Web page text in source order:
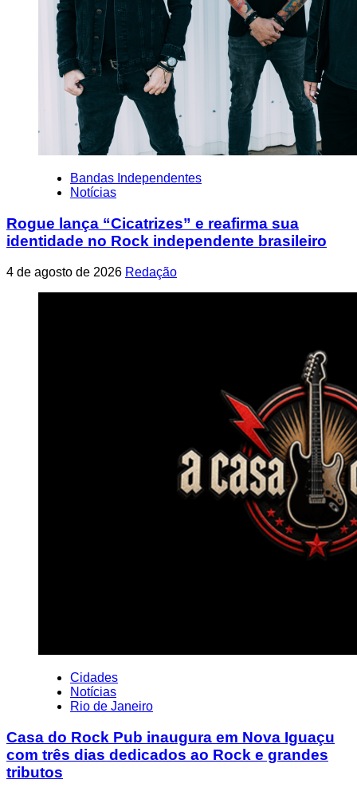
Bandas Independentes
Notícias
Rogue lança “Cicatrizes” e reafirma sua
identidade no Rock independente brasileiro
4 de agosto de 2026 Redação
Cidades
Notícias
Rio de Janeiro
Casa do Rock Pub inaugura em Nova Iguaçu
com três dias dedicados ao Rock e grandes
tributos